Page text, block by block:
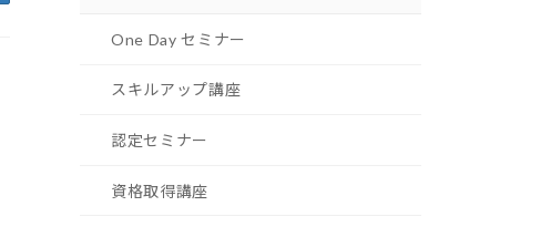
One Day セミナー
スキルアップ講座
認定セミナー
資格取得講座